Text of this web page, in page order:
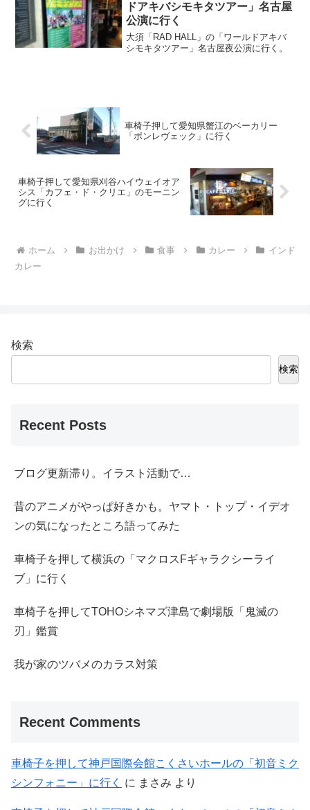
ドアキバシモキタツアー」名古屋
公演に行く
大須「RAD HALL」の「ワールドアキバ
シモキタツアー」名古屋夜公演に行く。
車椅子押して愛知県蟹江のベーカリー
「ポンレヴェック」に行く
車椅子押して愛知県刈谷ハイウェイオア
シス「カフェ・ド・クリエ」のモーニン
グに行く
ホーム お出かけ 食事 カレー
インド
カレー
検索
検索
Recent Posts
ブログ更新滞り。イラスト活動で…
昔のアニメがやっぱ好きかも。ヤマト・トップ・イデオ
ンの気になったところ語ってみた
車椅子を押して横浜の「マクロスFギャラクシーライ
ブ」に行く
車椅子を押してTOHOシネマズ津島で劇場版「鬼滅の
刃」鑑賞
我が家のツバメのカラス対策
Recent Comments
車椅子を押して神戸国際会館こくさいホールの「初音ミク
シンフォニー」に行く
に まさみ より